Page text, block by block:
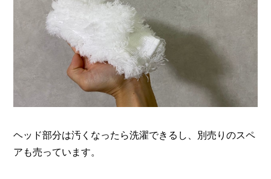
ヘッド部分は汚くなったら洗濯できるし、別売りのスペ
アも売っています。